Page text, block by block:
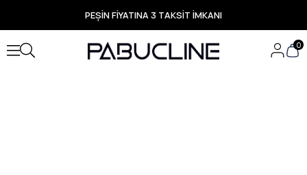
PEŞİN FİYATINA 3 TAKSİT İMKANI
TÜM ÜRÜNLERDE ÜCRETSİZ KARGO
Yeni Sezon Ürünlerde Özel Fırsatlar
Seçili Ürünlerde Hızlı Teslimat
0